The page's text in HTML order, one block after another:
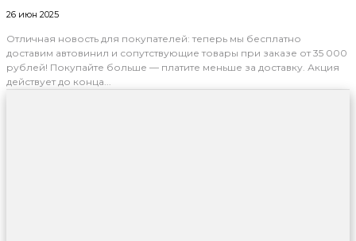
26 июн 2025
Отличная новость для покупателей: теперь мы бесплатно
доставим автовинил и сопутствующие товары при заказе от 35 000
рублей! Покупайте больше — платите меньше за доставку. Акция
действует до конца...